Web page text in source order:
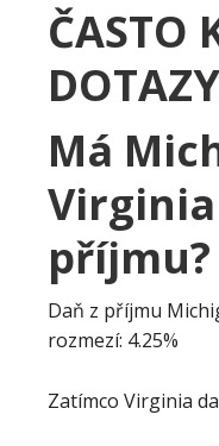
ČASTO
DOTAZY
Má
příjmu?
Daň z příjmu
rozmezí: 4.25%
Zatímco Virginia